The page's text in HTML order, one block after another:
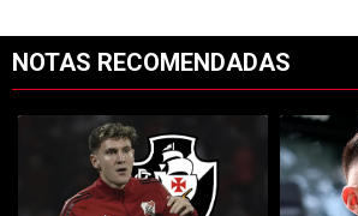
NOTAS RECOMENDADAS
Un artículo de tendencia con el título "River
Un